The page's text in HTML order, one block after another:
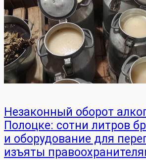
Незаконный оборот
Полоцке: сотни литров
и оборудование для
изъяты